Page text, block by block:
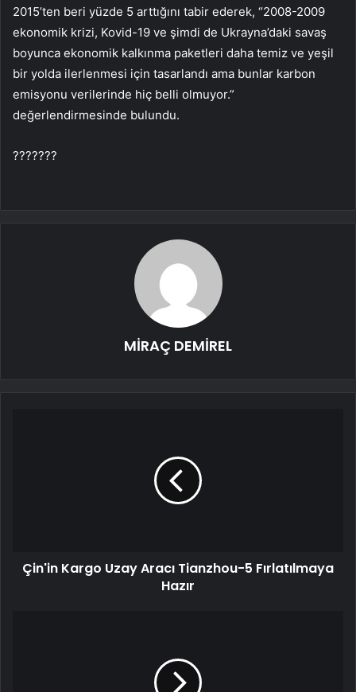
2015’ten beri yüzde 5 arttığını tabir ederek, “2008-2009
ekonomik krizi, Kovid-19 ve şimdi de Ukrayna’daki savaş
boyunca ekonomik kalkınma paketleri daha temiz ve yeşil
bir yolda ilerlenmesi için tasarlandı ama bunlar karbon
emisyonu verilerinde hiç belli olmuyor.”
değerlendirmesinde bulundu.
???????
MİRAÇ DEMİREL
Çin'in Kargo Uzay Aracı Tianzhou-5 Fırlatılmaya
Hazır